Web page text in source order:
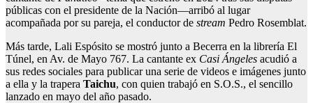
públicas con el presidente de la Nación—arribó al lugar
acompañada por su pareja, el conductor de stream Pedro Rosemblat.
Más tarde, Lali Espósito se mostró junto a Becerra en la librería El
Túnel, en Av. de Mayo 767. La cantante ex Casi Ángeles acudió a
sus redes sociales para publicar una serie de videos e imágenes junto
a ella y la trapera Taichu, con quien trabajó en S.O.S., el sencillo
lanzado en mayo del año pasado.